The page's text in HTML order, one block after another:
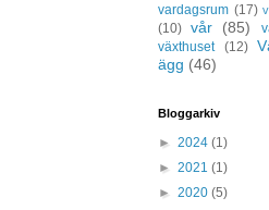
vardagsrum (17)
(10) vår (85)
växthuset
(12)
ägg (46)
Bloggarkiv
► 2024 (1)
► 2021 (1)
► 2020 (5)